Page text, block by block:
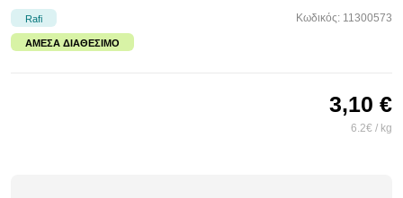
Rafi Κωδικός: 11300573
ΆΜΕΣΑ ΔΙΑΘΈΣΙΜΟ
3,10 €
6.2€ / kg